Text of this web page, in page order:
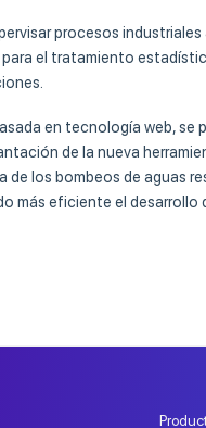
procesos
el tratamiento
en tecnología web, se
de la nueva
los bombeos de aguas
más eficiente el